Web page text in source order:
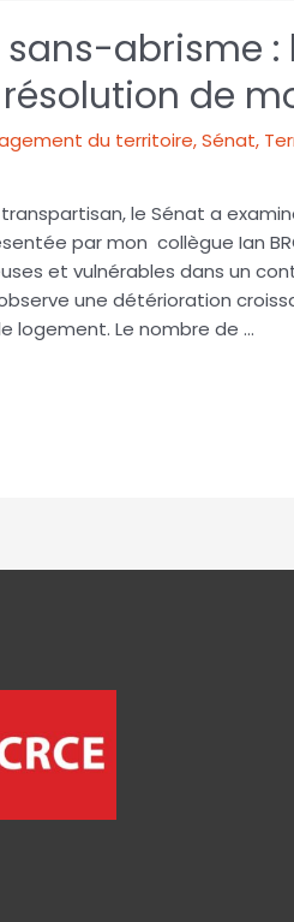
abrisme :
de
du territoire,Sénat,
le Sénat a
par mon collègue Ian
et vulnérables dans un
une détérioration
logement. Le nombre de …